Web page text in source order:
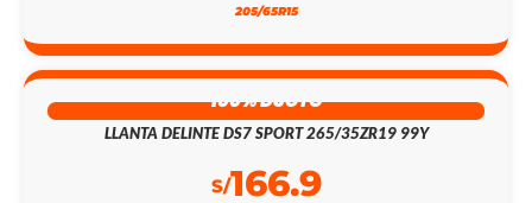
205/65R15
100% DSCTO
LLANTA DELINTE DS7 SPORT 265/35ZR19 99Y
S/166.9